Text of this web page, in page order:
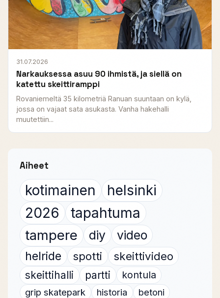
31.07.2026
Narkauksessa asuu 90 ihmistä, ja siellä on
katettu skeittiramppi
Rovaniemeltä 35 kilometriä Ranuan suuntaan on kylä,
jossa on vajaat sata asukasta. Vanha hakehalli
muutettiin...
Aiheet
kotimainen
helsinki
2026
tapahtuma
tampere
diy video
helride spotti skeittivideo
skeittihalli partti kontula
grip skatepark historia
betoni